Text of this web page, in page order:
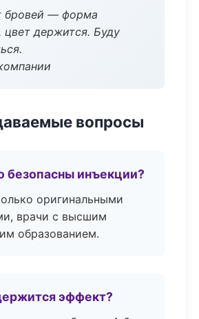
бровей — форма
цвет держится. Буду
вопросы
безопасны инъекции?
оригинальными
врачи с высшим
образованием.
эффект?